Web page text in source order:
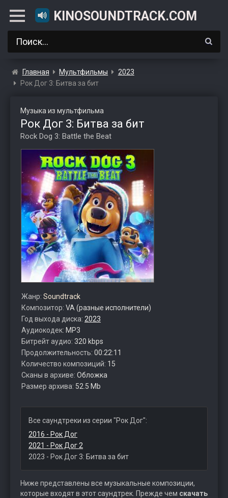
KINOSOUNDTRACK.COM
Главная Мультфильмы
2023
Рок Дог 3: Битва за бит
Музыка из мультфильма
Рок Дог 3: Битва за бит
Rock Dog 3: Battle the Beat
Жанр: Soundtrack
Композитор: VA (разные исполнители)
Год выхода диска: 2023
Аудиокодек: MP3
Битрейт аудио: 320 kbps
Продолжительность: 00:22:11
Количество композиций: 15
Сканы в архиве: Обложка
Размер архива: 52.5 Mb
Все саундтреки из серии "Рок Дог":
2016 - Рок Дог
2021 - Рок Дог 2
2023 - Рок Дог 3: Битва за бит
Ниже представлены все музыкальные композиции,
которые входят в этот саундтрек. Прежде чем скачать